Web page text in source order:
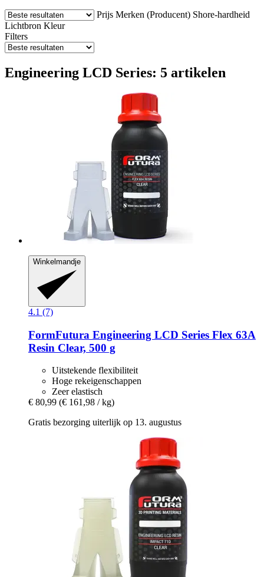
Prijs Merken (Producent) Shore-hardheid
Lichtbron Kleur
Filters
Engineering LCD Series: 5 artikelen
Winkelmandje
4.1 (7)
FormFutura Engineering LCD Series Flex 63A
Resin Clear, 500 g
Uitstekende flexibiliteit
Hoge rekeigenschappen
Zeer elastisch
€ 80,99 (€ 161,98 / kg)
Gratis bezorging uiterlijk op 13. augustus